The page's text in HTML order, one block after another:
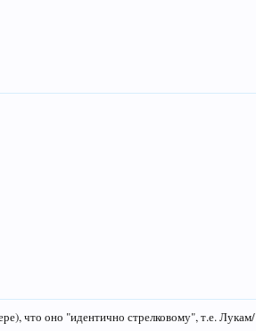
что оно "идентично стрелковому", т.е. Лукам/